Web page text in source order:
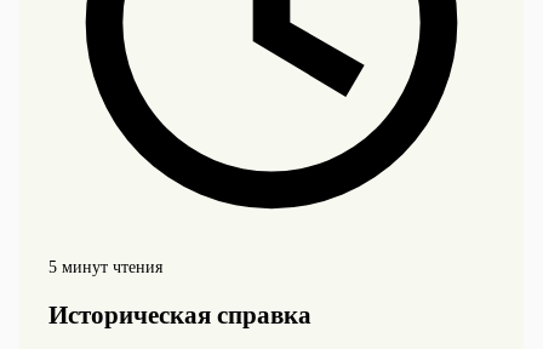
5 минут чтения
Историческая справка